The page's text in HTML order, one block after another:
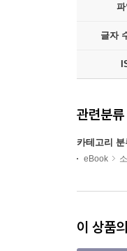
글자
관련분류
카테고리 분
eBook
이 상품